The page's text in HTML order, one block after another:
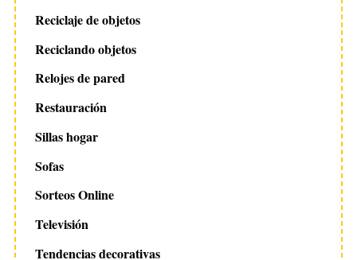
Reciclaje de objetos
Reciclando objetos
Relojes de pared
Restauración
Sillas hogar
Sofas
Sorteos Online
Televisión
Tendencias decorativas